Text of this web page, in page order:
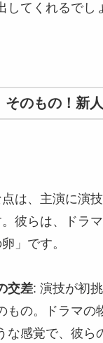
してくれるでし
のもの！新
は、主演に演
彼らは、ドラ
」です。
交差: 演技が初
もの。ドラマの
な感覚で、彼ら